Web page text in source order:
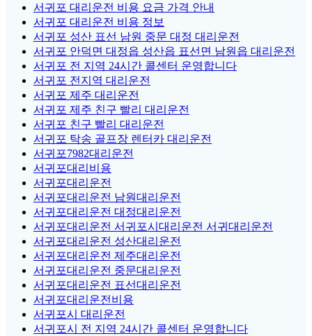
서귀포 대리운전 비용 요금 가격 안내
서귀포 대리운전 비용 정보
서귀포 성산 표선 남원 중문 대정 대리운전
서귀포 안덕면 대정읍 성산읍 표선면 남원읍 대리운전
서귀포 전 지역 24시간 콜센터 운영합니다
서귀포 전지역 대리운전
서귀포 제주 대리운전
서귀포 제주 친구 빨리 대리운전
서귀포 친구 빨리 대리운전
서귀포 탁송 골프장 렌터카 대리운전
서귀포7982대리운전
서귀포대리비용
서귀포대리운전
서귀포대리운전 남원대리운전
서귀포대리운전 대정대리운전
서귀포대리운전 서귀포시대리운전 서귀대리운전
서귀포대리운전 성산대리운전
서귀포대리운전 제주대리운전
서귀포대리운전 중문대리운전
서귀포대리운전 표선대리운전
서귀포대리운전비용
서귀포시 대리운전
서귀포시 전 지역 24시간 콜센터 운영합니다